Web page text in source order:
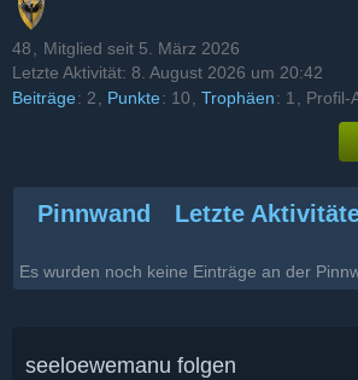
48
Mitglied seit 5. März 2026
Letzte Aktivität: 8. August 2026 um 20:42
Beiträge
2 Punkte 10 Trophäen 1 Profil-
Pinnwand Letzte
Es wurden noch keine Einträge an der
seeloewemanu folgen